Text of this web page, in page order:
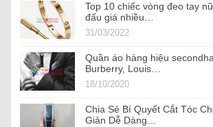
Top 10 chiếc vòng đeo tay
đấu giá nhiều…
31/03/2022
Quần áo hàng hiệu
Burberry, Louis…
18/10/2020
Chia Sẻ Bí Quyết Cắt Tóc
Giản Dễ Dàng…